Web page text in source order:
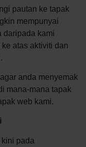
pautan ke tapak
mempunyai
daripada kami
atas aktiviti dan
anda menyemak
mana-mana tapak
web kami.
pada